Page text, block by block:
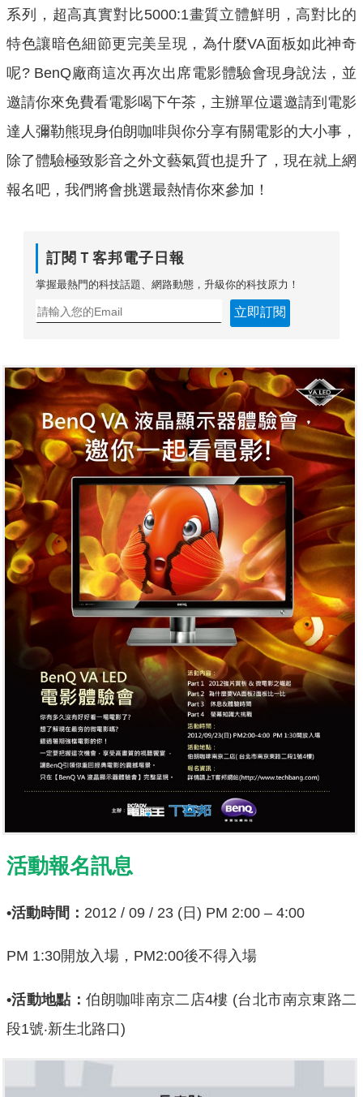
系列，超高真實對比5000:1畫質立體鮮明，高對比的
特色讓暗色細節更完美呈現，為什麼VA面板如此神奇
呢? BenQ廠商這次再次出席電影體驗會現身說法，並
邀請你來免費看電影喝下午茶，主辦單位還邀請到電影
達人彌勒熊現身伯朗咖啡與你分享有關電影的大小事，
除了體驗極致影音之外文藝氣質也提升了，現在就上網
報名吧，我們將會挑選最熱情你來參加！
訂閱Ｔ客邦電子日報
掌握最熱門的科技話題、網路動態，升級你的科技原力！
立即訂閱
活動報名訊息
•活動時間： 2012 / 09 / 23 (日) PM 2:00 – 4:00
PM 1:30開放入場，PM2:00後不得入場
•活動地點：伯朗咖啡南京二店4樓 (台北市南京東路二
段1號‧新生北路口)